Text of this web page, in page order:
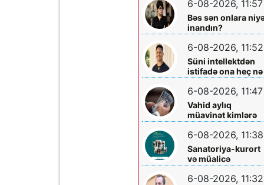
6-08-2026, 11:57
Bəs sən onlara
inandın?
6-08-2026, 11:52
Süni intellektdən
istifadə ona heç nə
qazandırmadı...
6-08-2026, 11:47
Vahid aylıq
müavinət kimlərə
verilir? - Dövlət
Komitəsindən
açıqlama vahid-
ayliq-muavinet-
kimlere-verilir
6-08-2026, 11:38
Sanatoriya-kurort
və müalicə
mərkəzlərinə yola
salındılar
6-08-2026, 11:32